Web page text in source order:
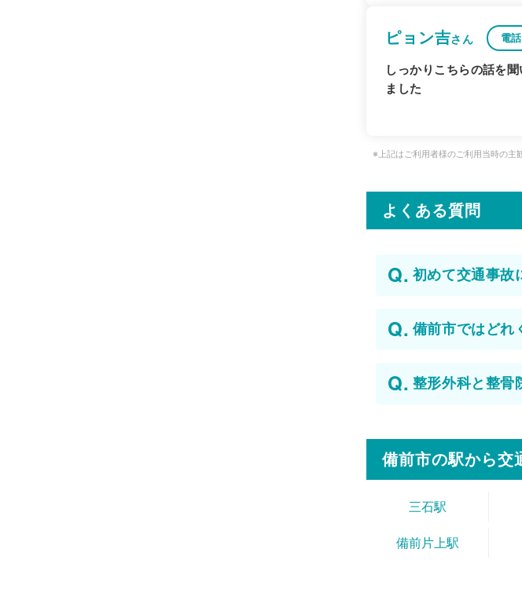
ピョン吉さん 電
しっかりこちらの話を
ました
※上記はご利用者様のご利用当時の主
よくある質問
初めて交通事故
備前市ではどれ
整形外科と整骨
備前市の駅から交
三石駅
備前片上駅